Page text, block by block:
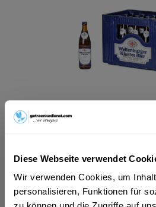
Diese Webseite verwendet
Wir verwenden Cookies, um
personalisieren, Funktionen für
20,99 € *
Inhalt:
Vorrätig
MEHRWEG
+3,10 € Pfand